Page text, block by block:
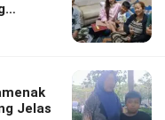
Jelas